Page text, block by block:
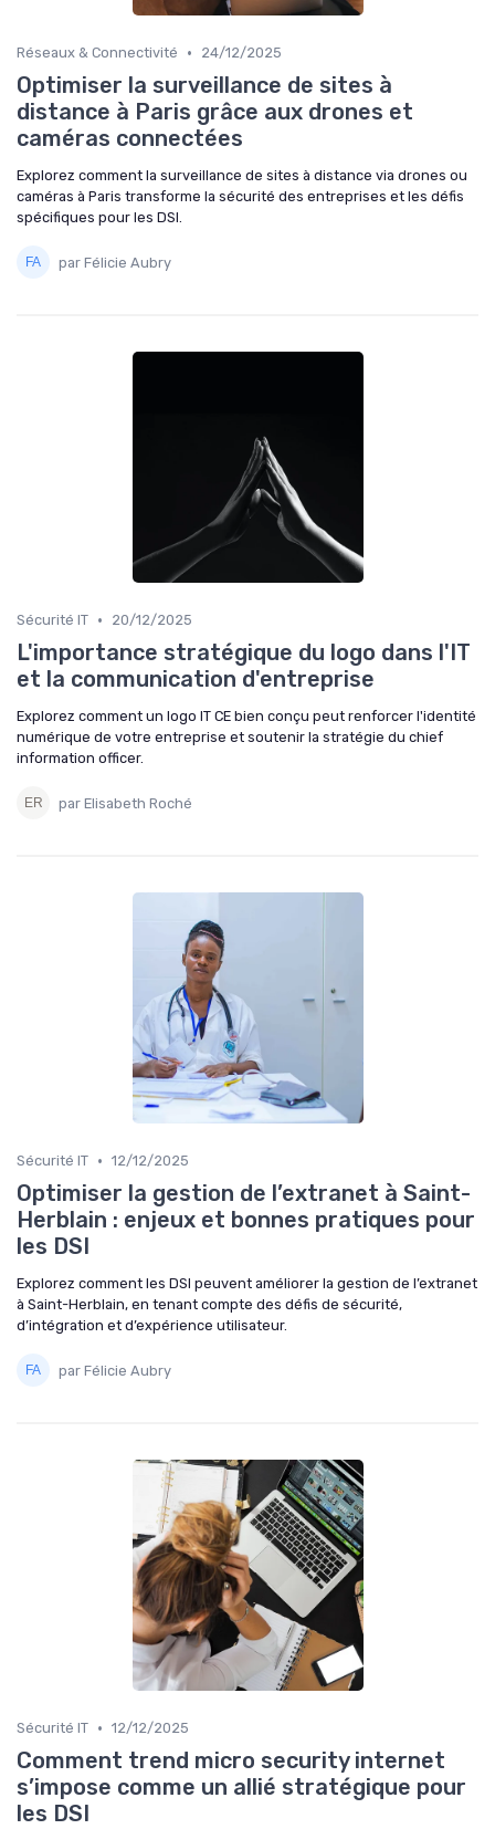
Réseaux & Connectivité • 24/12/2025
Optimiser la surveillance de sites à
distance à Paris grâce aux drones et
caméras connectées
Explorez comment la surveillance de sites à distance via drones ou
caméras à Paris transforme la sécurité des entreprises et les défis
spécifiques pour les DSI.
par Félicie Aubry
Sécurité IT • 20/12/2025
L'importance stratégique du logo dans l'IT
et la communication d'entreprise
Explorez comment un logo IT CE bien conçu peut renforcer l'identité
numérique de votre entreprise et soutenir la stratégie du chief
information officer.
par Elisabeth Roché
Sécurité IT • 12/12/2025
Optimiser la gestion de l’extranet à Saint-
Herblain : enjeux et bonnes pratiques pour
les DSI
Explorez comment les DSI peuvent améliorer la gestion de l’extranet
à Saint-Herblain, en tenant compte des défis de sécurité,
d’intégration et d’expérience utilisateur.
par Félicie Aubry
Sécurité IT • 12/12/2025
Comment trend micro security internet
s’impose comme un allié stratégique pour
les DSI